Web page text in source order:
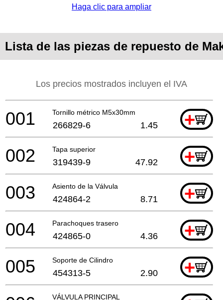
Haga clic para ampliar
Lista de las piezas de repuesto de
Los precios mostrados incluyen el IVA
Tornillo métrico M5x30mm +
001 266829-6 1.45
Tapa superior +
002 319439-9 47.92
Asiento de la Válvula +
003 424864-2 8.71
Parachoques trasero +
004 424865-0 4.36
Soporte de Cilindro +
005 454313-5 2.90
VÁLVULA PRINCIPAL